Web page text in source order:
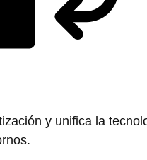
y unifica la